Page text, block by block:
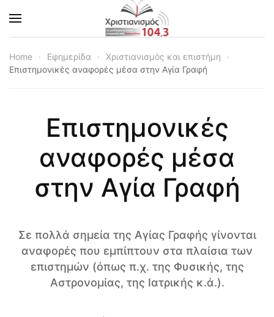
Skip to main content
Home Εφημερίδα
Χριστιανισμός και επιστήμη
Επιστημονικές αναφορές μέσα στην Αγία Γραφή
Επιστημονικές
αναφορές μέσα
στην Αγία Γραφή
Σε πολλά σημεία της Αγίας Γραφής γίνονται
αναφορές που εμπίπτουν στα πλαίσια των
επιστημών (όπως π.χ. της Φυσικής, της
Αστρονομίας, της Ιατρικής κ.ά.).